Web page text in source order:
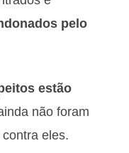
pelo
estão
não foram
eles.